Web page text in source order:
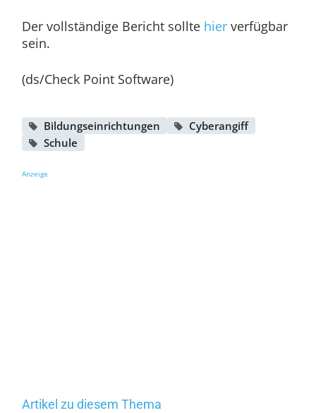
Der vollständige Bericht sollte hierverfügbar
sein.
(ds/Check Point Software)
Bildungseinrichtungen
Cyberangiff
Schule
Anzeige
Artikel zu diesem Thema